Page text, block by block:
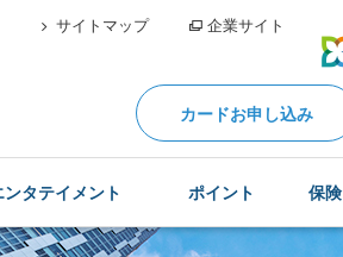
サイトマップ 企業サイト
カードお申し込み
ンタテイメント ポイント 保険